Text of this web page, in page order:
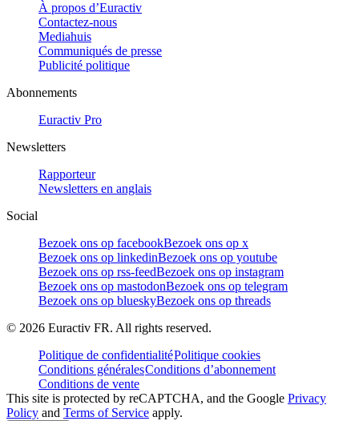
À propos d’Euractiv
Contactez-nous
Mediahuis
Communiqués de presse
Publicité politique
Abonnements
Euractiv Pro
Newsletters
Rapporteur
Newsletters en anglais
Social
Bezoek ons op facebookBezoek ons op x
Bezoek ons op linkedinBezoek ons op youtube
Bezoek ons op rss-feedBezoek ons op instagram
Bezoek ons op mastodonBezoek ons op telegram
Bezoek ons op blueskyBezoek ons op threads
© 2026 Euractiv FR. All rights reserved.
Politique de confidentialitéPolitique cookies
Conditions généralesConditions d’abonnement
Conditions de vente
This site is protected by reCAPTCHA, and the Google Privacy
Policy and Terms of Service apply.